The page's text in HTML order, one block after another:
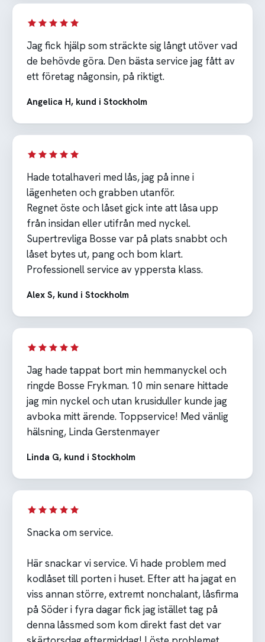
Jag fick hjälp som sträckte sig långt utöver vad
de behövde göra. Den bästa service jag fått av
ett företag någonsin, på riktigt.
Angelica H, kund i Stockholm
Hade totalhaveri med lås, jag på inne i
lägenheten och grabben utanför.
Regnet öste och låset gick inte att låsa upp
från insidan eller utifrån med nyckel.
Supertrevliga Bosse var på plats snabbt och
låset bytes ut, pang och bom klart.
Professionell service av yppersta klass.
Alex S, kund i Stockholm
Jag hade tappat bort min hemmanyckel och
ringde Bosse Frykman. 10 min senare hittade
jag min nyckel och utan krusiduller kunde jag
avboka mitt ärende. Toppservice! Med vänlig
hälsning, Linda Gerstenmayer
Linda G, kund i Stockholm
Snacka om service.
Här snackar vi service. Vi hade problem med
kodlåset till porten i huset. Efter att ha jagat en
viss annan större, extremt nonchalant, låsfirma
på Söder i fyra dagar fick jag istället tag på
denna låssmed som kom direkt fast det var